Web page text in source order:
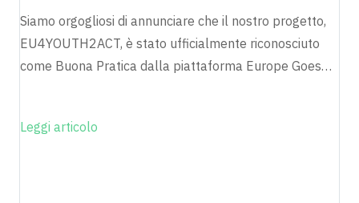
Siamo orgogliosi di annunciare che il nostro progetto,
EU4YOUTH2ACT, è stato ufficialmente riconosciuto
come Buona Pratica dalla piattaforma Europe Goes…
Leggi articolo